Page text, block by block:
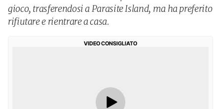
gioco, trasferendosi a Parasite Island, ma ha preferito
rifiutare e rientrare a casa.
VIDEO CONSIGLIATO